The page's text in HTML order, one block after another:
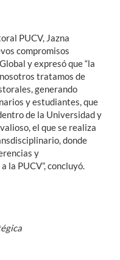
PUCV, Jazna
compromisos
y expresó que “la
tratamos de
generando
y estudiantes, que
de la Universidad y
el que se realiza
donde
y
la PUCV”, concluyó.